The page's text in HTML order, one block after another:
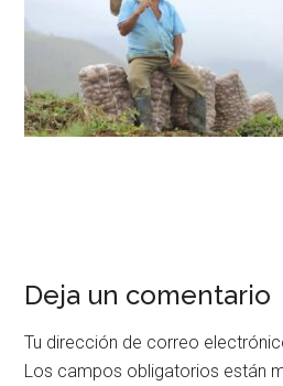
Deja un comentario
Tu dirección de correo
Los campos obligatorios están